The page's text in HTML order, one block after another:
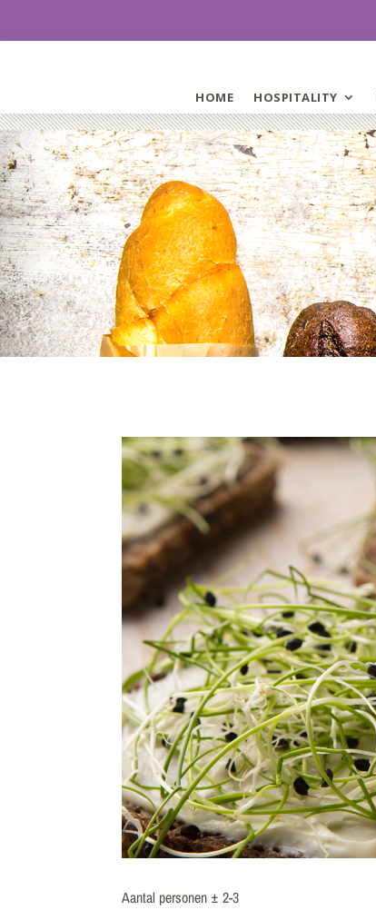
HOME HOSPITALITY
Aantal personen ± 2-3